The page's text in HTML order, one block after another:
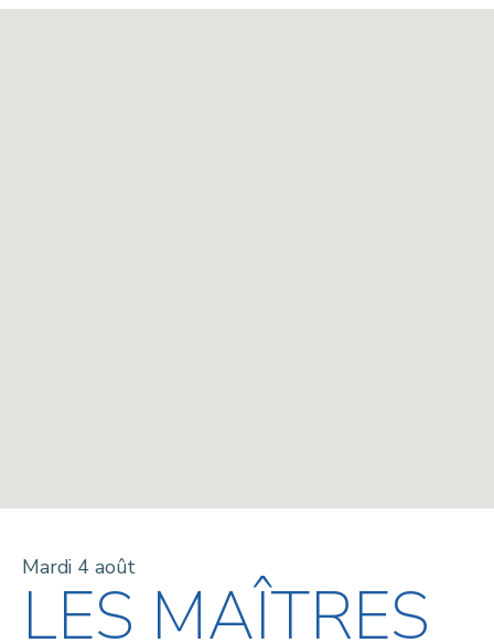
Mardi 4 août
LES MAÎTRES